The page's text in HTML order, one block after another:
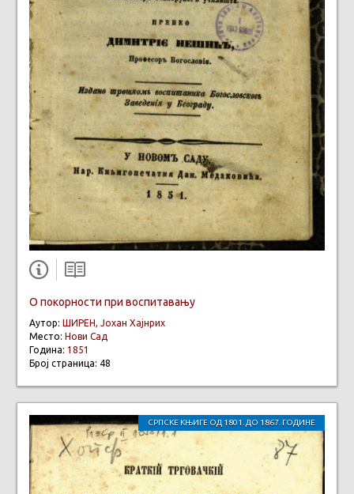
О покорности при воспитавању
Аутор: ШИРЕН, Јохан Хајнрих
Место: Нови Сад
Година: 1851
Број страница: 48
СРПСКЕ КЊИГЕ ОД 1801. ДО 1867. ГОДИНЕ